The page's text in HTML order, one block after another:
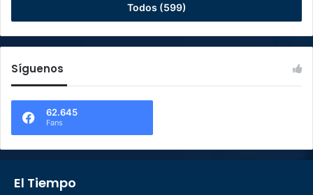
Todos (599)
Síguenos
62.645
Fans
El Tiempo